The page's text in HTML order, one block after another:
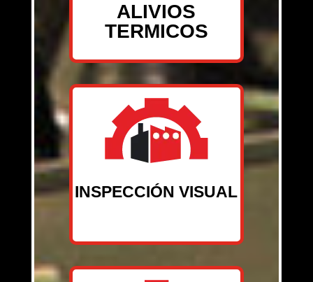
ALIVIOS
TERMICOS
INSPECCIÓN VISUAL